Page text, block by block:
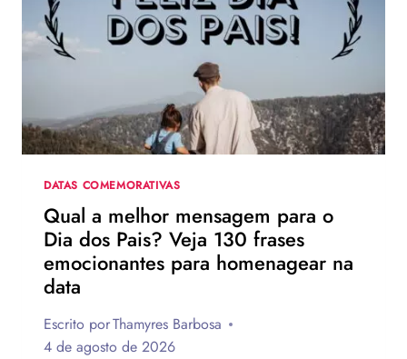
DE
DIVULGAÇÃO
DE
UM
NOVO
DIA
DATAS COMEMORATIVAS
Qual a melhor mensagem para o
Dia dos Pais? Veja 130 frases
emocionantes para homenagear na
data
Escrito porThamyres Barbosa
4 de agosto de 2026